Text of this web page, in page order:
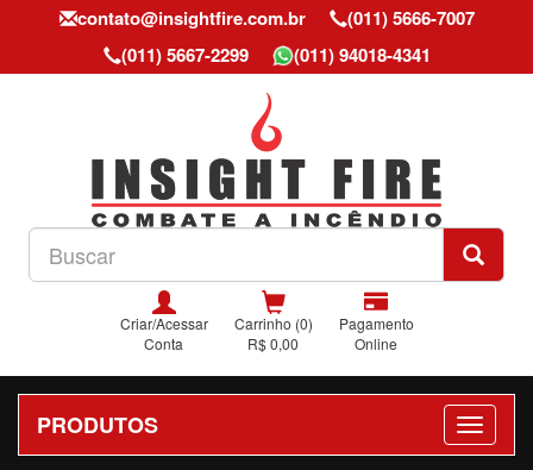
contato@insightfire.com.br
(011) 5666-7007
(011) 5667-2299
(011) 94018-4341
Criar/Acessar
Conta
Carrinho (0)
R$ 0,00
Pagamento
Online
PRODUTOS